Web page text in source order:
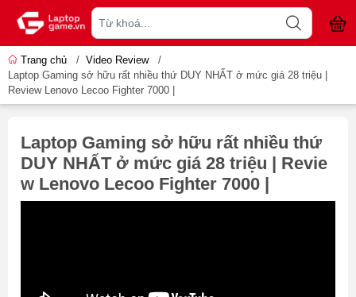
Trang chủ / Video Review
/
Laptop Gaming sở hữu rất nhiều thứ DUY NHẤT ở mức giá 28 triệu |
Review Lenovo Lecoo Fighter 7000 |
Laptop Gaming sở hữu rất nhiều thứ
DUY NHẤT ở mức giá 28 triệu | Revie
w Lenovo Lecoo Fighter 7000 |